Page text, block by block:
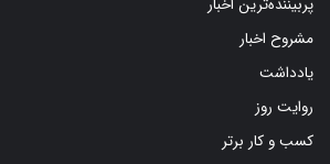
مشروح اخبار
یادداشت
روایت روز
کسب و کار برتر
فیلم